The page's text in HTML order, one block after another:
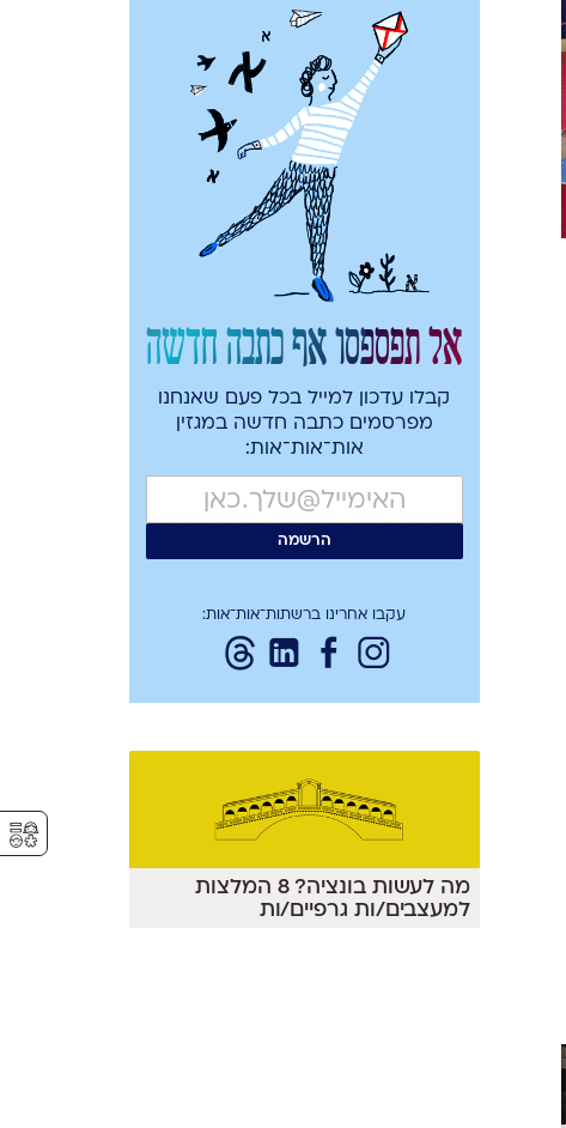
אל תפספסו אף כתבה חדשה
קבלו עדכון למייל בכל פעם שאנחנו
מפרסמים כתבה חדשה במגזין
אות־אות־אות:
עקבו אחרינו ברשתות־אות־אות:
מה לעשות בונציה? 8 המלצות
למעצבים/ות גרפיים/ות
⚥︎